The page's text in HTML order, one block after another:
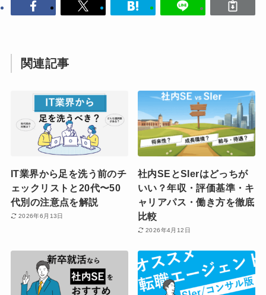
関連記事
IT業界から足を洗う前のチ
ェックリストと20代〜50
代別の注意点を解説
2026年6月13日
社内SEとSIerはどっちが
いい？年収・評価基準・キ
ャリアパス・働き方を徹底
比較
2026年4月12日